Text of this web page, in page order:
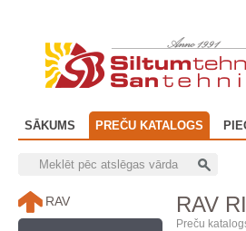
SĀKUMS PREČU KATALOGS
RAV
Preču
RAV